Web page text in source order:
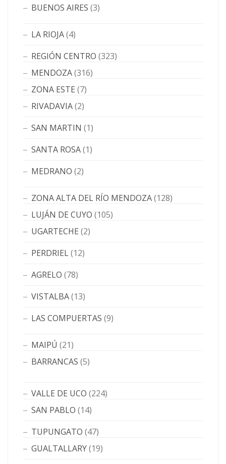
BUENOS AIRES (3)
LA RIOJA(4)
REGIÓN CENTRO (323)
MENDOZA(316)
ZONA ESTE (7)
RIVADAVIA(2)
SAN MARTIN (1)
SANTA ROSA(1)
MEDRANO (2)
ZONA ALTA DEL RÍO MENDOZA(128)
LUJÁN DE CUYO (105)
UGARTECHE (2)
PERDRIEL(12)
AGRELO (78)
VISTALBA(13)
LAS COMPUERTAS (9)
MAIPÚ (21)
BARRANCAS (5)
VALLE DE UCO (224)
SAN PABLO (14)
TUPUNGATO (47)
GUALTALLARY(19)